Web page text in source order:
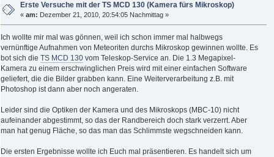
Erste Versuche mit der TS MCD 130 (Kamera fürs Mikroskop)
«am: Dezember 21, 2010, 20:54:05 Nachmittag »
Ich wollte mir mal was gönnen, weil ich schon immer mal halbwegs
vernünftige Aufnahmen von Meteoriten durchs Mikroskop gewinnen wollte. Es
bot sich die TS MCD 130 vom Teleskop-Service an. Die 1.3 Megapixel-
Kamera zu einem erschwinglichen Preis wird mit einer einfachen Software
geliefert, die die Bilder grabben kann. Eine Weiterverarbeitung z.B. mit
Photoshop ist dann aber noch angeraten.
Leider sind die Optiken der Kamera und des Mikroskops (MBC-10) nicht
aufeinander abgestimmt, so das der Randbereich doch stark verzerrt. Aber
man hat genug Fläche, so das man das Schlimmste wegschneiden kann.
Die ersten Ergebnisse wollte ich Euch mal präsentieren. Es handelt sich um